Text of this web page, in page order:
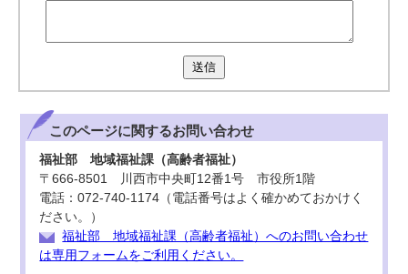
送信
このページに関するお問い合わせ
福祉部 地域福祉課（高齢者福祉）
〒666-8501 川西市中央町12番1号 市役所1階
電話：072-740-1174（電話番号はよく確かめておかけく
ださい。）
福祉部 地域福祉課（高齢者福祉）へのお問い合わせ
は専用フォームをご利用ください。